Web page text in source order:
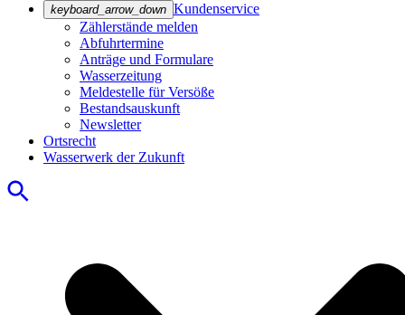
keyboard_arrow_down Kundenservice
Zählerstände melden
Abfuhrtermine
Anträge und Formulare
Wasserzeitung
Meldestelle für Versöße
Bestandsauskunft
Newsletter
Ortsrecht
Wasserwerk der Zukunft